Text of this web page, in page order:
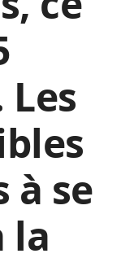
à se
la